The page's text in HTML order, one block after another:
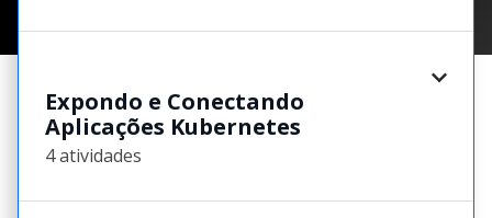
Expondo e Conectando
Aplicações Kubernetes
4 atividades